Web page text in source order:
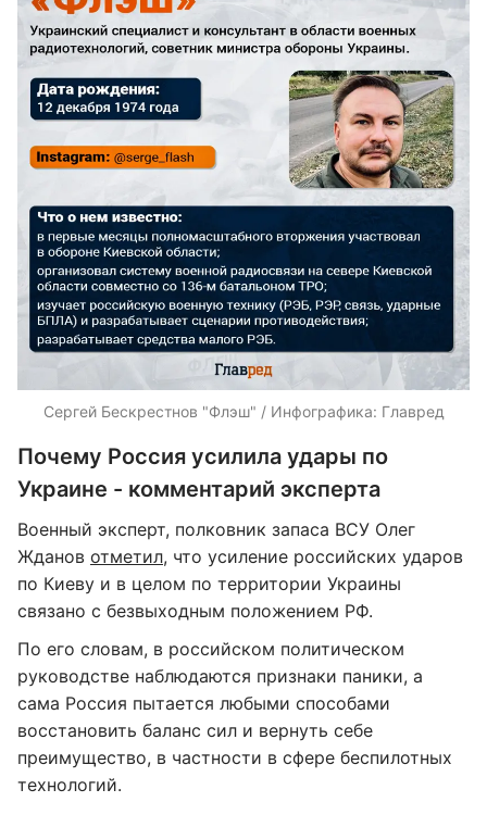
Сергей Бескрестнов "Флэш" / Инфографика: Главред
Почему Россия усилила удары по
Украине - комментарий эксперта
Военный эксперт, полковник запаса ВСУ Олег
Жданов отметил, что усиление российских ударов
по Киеву и в целом по территории Украины
связано с безвыходным положением РФ.
По его словам, в российском политическом
руководстве наблюдаются признаки паники, а
сама Россия пытается любыми способами
восстановить баланс сил и вернуть себе
преимущество, в частности в сфере беспилотных
технологий.